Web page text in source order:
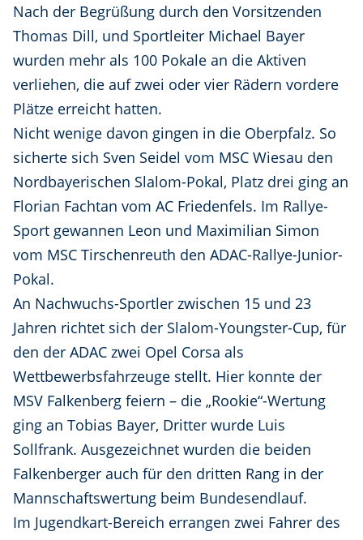
Nach der Begrüßung durch den Vorsitzenden
Thomas Dill, und Sportleiter Michael Bayer
wurden mehr als 100 Pokale an die Aktiven
verliehen, die auf zwei oder vier Rädern vordere
Plätze erreicht hatten.
Nicht wenige davon gingen in die Oberpfalz. So
sicherte sich Sven Seidel vom MSC Wiesau den
Nordbayerischen Slalom-Pokal, Platz drei ging an
Florian Fachtan vom AC Friedenfels. Im Rallye-
Sport gewannen Leon und Maximilian Simon
vom MSC Tirschenreuth den ADAC-Rallye-Junior-
Pokal.
An Nachwuchs-Sportler zwischen 15 und 23
Jahren richtet sich der Slalom-Youngster-Cup, für
den der ADAC zwei Opel Corsa als
Wettbewerbsfahrzeuge stellt. Hier konnte der
MSV Falkenberg feiern – die „Rookie“-Wertung
ging an Tobias Bayer, Dritter wurde Luis
Sollfrank. Ausgezeichnet wurden die beiden
Falkenberger auch für den dritten Rang in der
Mannschaftswertung beim Bundesendlauf.
Im Jugendkart-Bereich errangen zwei Fahrer des